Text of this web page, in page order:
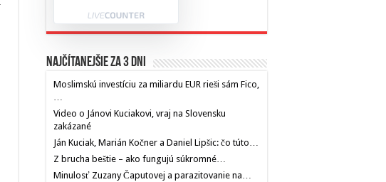
Najčítanejšie za 3 dni
Moslimskú investíciu za miliardu EUR rieši sám Fico,
…
Video o Jánovi Kuciakovi, vraj na Slovensku
zakázané
Ján Kuciak, Marián Kočner a Daniel Lipšic: čo túto…
Z brucha beštie – ako fungujú súkromné…
Minulosť Zuzany Čaputovej a parazitovanie na…